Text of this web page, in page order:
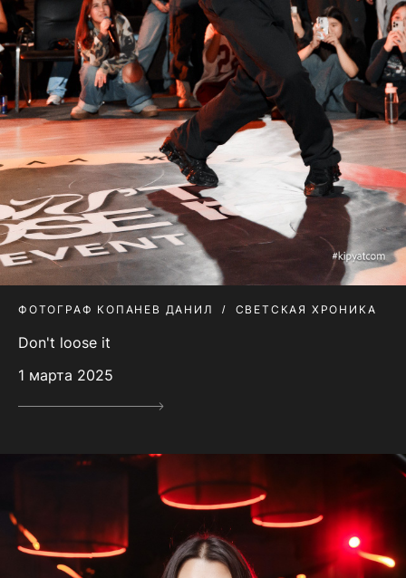
ФОТОГРАФ КОПАНЕВ ДАНИЛ СВЕТСКАЯ ХРОНИКА
Don't loose it
1 марта 2025